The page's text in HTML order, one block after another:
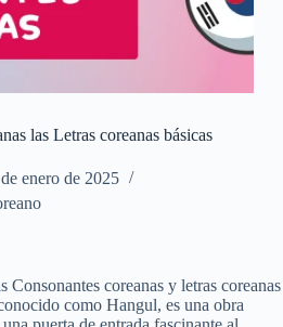
las Letras coreanas básicas
enero de 2025
Consonantes coreanas y letras coreanas
como Hangul, es una obra